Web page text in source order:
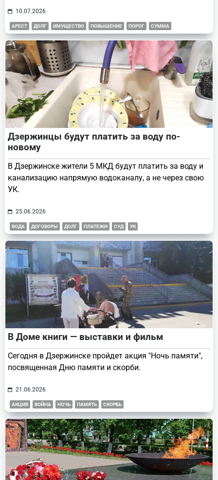
10.07.2026
АРЕСТ ДОЛГ ИМУЩЕСТВО ПОВЫШЕНИЕ ПОРОГ СУММА
Дзержинцы будут платить за воду по-
новому
В Дзержинске жители 5 МКД будут платить за воду и
канализацию напрямую водоканалу, а не через свою
УК.
25.06.2026
ВОДА ДОГОВОРЫ ДОЛГ ПЛАТЕЖИ СУД УК
В Доме книги — выставки и фильм
Сегодня в Дзержинске пройдет акция "Ночь памяти",
посвященная Дню памяти и скорби.
21.06.2026
АКЦИЯ ВОЙНА НОЧЬ ПАМЯТЬ СКОРБЬ